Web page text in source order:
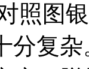
照图
分复